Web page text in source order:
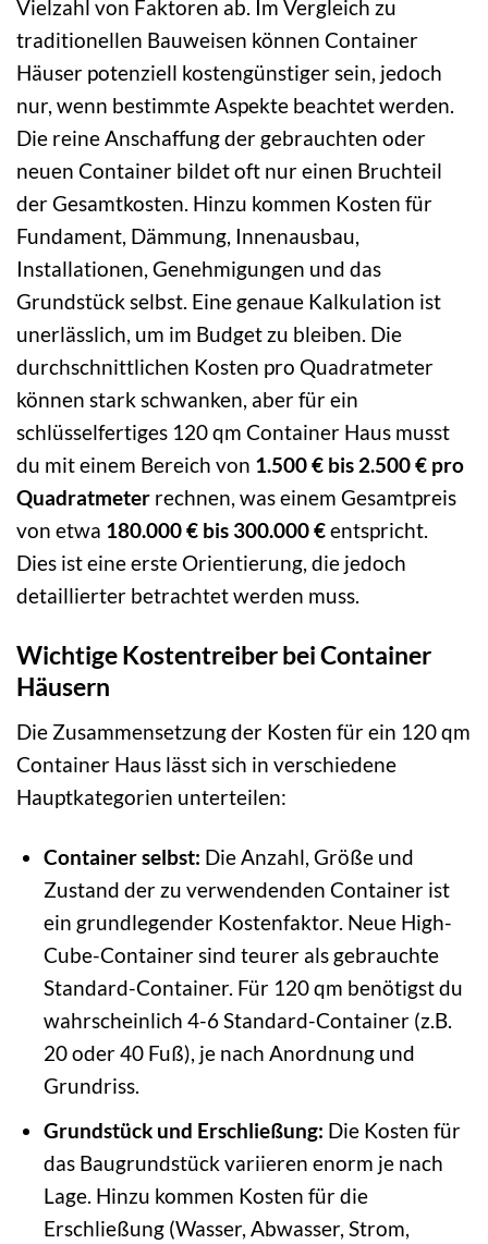
Vielzahl von Faktoren ab. Im Vergleich zu
traditionellen Bauweisen können Container
Häuser potenziell kostengünstiger sein, jedoch
nur, wenn bestimmte Aspekte beachtet werden.
Die reine Anschaffung der gebrauchten oder
neuen Container bildet oft nur einen Bruchteil
der Gesamtkosten. Hinzu kommen Kosten für
Fundament, Dämmung, Innenausbau,
Installationen, Genehmigungen und das
Grundstück selbst. Eine genaue Kalkulation ist
unerlässlich, um im Budget zu bleiben. Die
durchschnittlichen Kosten pro Quadratmeter
können stark schwanken, aber für ein
schlüsselfertiges 120 qm Container Haus musst
du mit einem Bereich von 1.500 € bis 2.500 € pro
Quadratmeter rechnen, was einem Gesamtpreis
von etwa 180.000 € bis 300.000 €entspricht.
Dies ist eine erste Orientierung, die jedoch
detaillierter betrachtet werden muss.
Wichtige Kostentreiber bei Container
Häusern
Die Zusammensetzung der Kosten für ein 120 qm
Container Haus lässt sich in verschiedene
Hauptkategorien unterteilen:
Container selbst: Die Anzahl, Größe und
Zustand der zu verwendenden Container ist
ein grundlegender Kostenfaktor. Neue High-
Cube-Container sind teurer als gebrauchte
Standard-Container. Für 120 qm benötigst du
wahrscheinlich 4-6 Standard-Container (z.B.
20 oder 40 Fuß), je nach Anordnung und
Grundriss.
Grundstück und Erschließung: Die Kosten für
das Baugrundstück variieren enorm je nach
Lage. Hinzu kommen Kosten für die
Erschließung (Wasser, Abwasser, Strom,